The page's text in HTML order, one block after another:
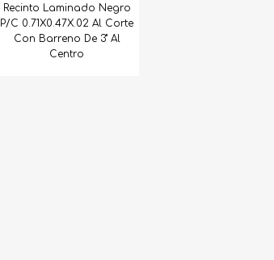
Recinto Laminado Negro
P/C 0.71X0.47X.02 Al Corte
Con Barreno De 3" Al
Centro